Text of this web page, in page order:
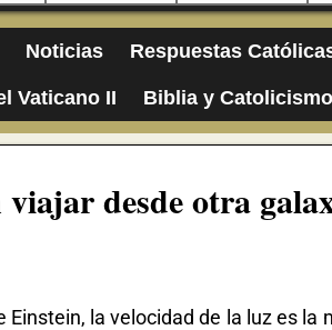
Noticias Respuestas
Vaticano II Biblia y Catolicismo
viajar desde otra
la velocidad de la luz es la